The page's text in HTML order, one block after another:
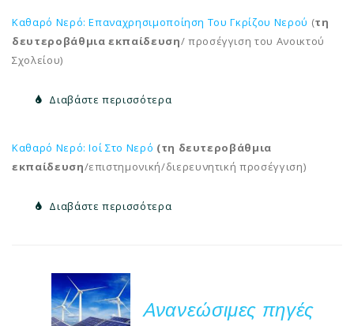
Καθαρό Νερό: Επαναχρησιμοποίηση Του Γκρίζου Νερού (τη
δευτεροβάθμια εκπαίδευση/ προσέγγιση του Ανοικτού
Σχολείου)
Διαβάστε περισσότερα
Καθαρό Νερό: Ιοί Στο Νερό (τη δευτεροβάθμια
εκπαίδευση/επιστημονική/διερευνητική προσέγγιση)
Διαβάστε περισσότερα
Aνανεώσιμες πηγές